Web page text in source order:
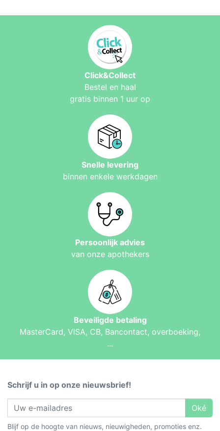
Click&Collect
Bestel en haal
gratis binnen 1 uur op
Snelle levering
binnen enkele werkdagen
Persoonlijk advies
van onze apothekers
Beveiligde betaling
MasterCard, VISA, CB, Bancontact, overboeking,
...
Schrijf u in op onze nieuwsbrief!
Oké
Blijf op de hoogte van nieuws, nieuwigheden, promoties enz.